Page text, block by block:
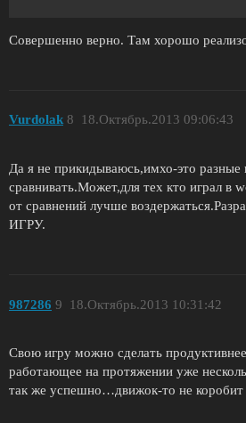
Совершенно верно. Там хорошо
Vurdolak 18.Октябрь.2013 09:06:43
8
Да я не прикидываюсь,имхо-это
сравнивать.Может,для тех кто играл в
от сравнений лучше
ИГРУ.
987286 18.Октябрь.2013 10:31:42
9
Cвою игру можно сделать
работающее на протяжении уже
так же успешно…движок-то не коробит